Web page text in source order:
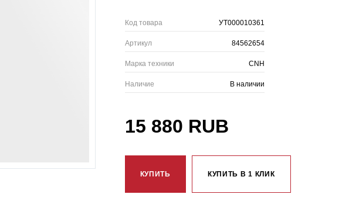
Код товара УТ000010361
Артикул 84562654
Марка техники CNH
Наличие В наличии
15 880 RUB
КУПИТЬ КУПИТЬ В 1 КЛИК